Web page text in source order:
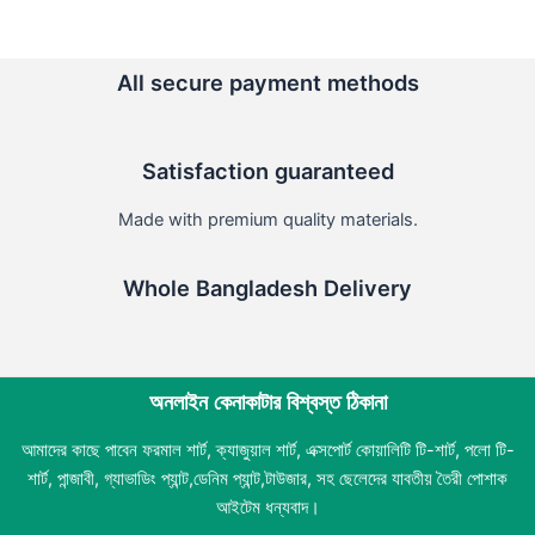
All secure payment methods
Satisfaction guaranteed
Made with premium quality materials.
Whole Bangladesh Delivery
অনলাইন কেনাকাটার বিশ্বস্ত ঠিকানা
আমাদের কাছে পাবেন ফরমাল শার্ট, ক্যাজুয়াল শার্ট, এক্সপোর্ট কোয়ালিটি টি-শার্ট, পলো টি-
শার্ট, পান্জাবী, গ্যাভাডিং প্যান্ট,ডেনিম প্যান্ট,টাউজার, সহ ছেলেদের যাবতীয় তৈরী পোশাক
আইটেম ধন্যবাদ।